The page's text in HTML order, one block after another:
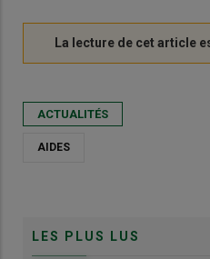
ACTUALITÉS
AIDES
LES PLUS LUS